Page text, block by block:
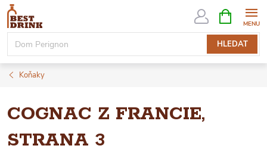
Přejít
obsah
HLEDAT
NÁKUPNÍ
KOŠÍK
Koňaky
COGNAC Z FRANCIE,
STRANA 3